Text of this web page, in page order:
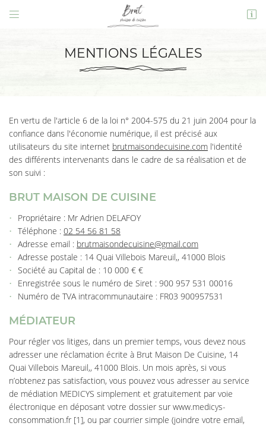
 
14 Quai Villebois Mareuil,
02 54 56 81 58
l'adresse email indiqué ci-dessus. Vous pouvez vous désinscrire à tout moment en
utilisantle formulaire de désinscription
INSCRIPTION
MENTIONS LÉGALES
En vertu de l'article 6 de la loi n° 2004-575 du 21 juin 2004 pour la
confiance dans l'économie numérique, il est précisé aux
utilisateurs du site internet brutmaisondecuisine.com l'identité
des différents intervenants dans le cadre de sa réalisation et de
son suivi :
BRUT MAISON DE CUISINE
Propriétaire : Mr Adrien DELAFOY
Téléphone : 02 54 56 81 58
Adresse email :
Adresse postale : 14 Quai Villebois Mareuil,, 41000 Blois
Société au Capital de : 10 000 € €
Enregistrée sous le numéro de Siret : 900 957 531 00016
Numéro de TVA intracommunautaire : FR03 900957531
MÉDIATEUR
Pour régler vos litiges, dans un premier temps, vous devez nous
adresser une réclamation écrite à Brut Maison De Cuisine, 14
Quai Villebois Mareuil,, 41000 Blois. Un mois après, si vous
n’obtenez pas satisfaction, vous pouvez vous adresser au service
de médiation MEDICYS simplement et gratuitement par voie
électronique en déposant votre dossier sur www.medicys-
consommation.fr [1], ou par courrier simple (joindre votre email,